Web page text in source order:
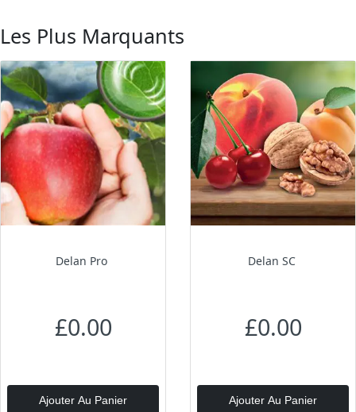
Les Plus Marquants
Delan Pro
£0.00
Ajouter Au Panier
Delan SC
£0.00
Ajouter Au Panier